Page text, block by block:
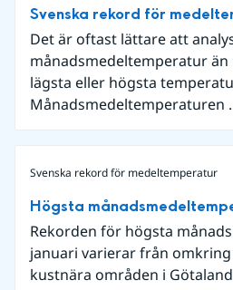
Svenska rekord för
Det är oftast lättare att
månadsmedeltemperatur
lägsta eller högsta
Månadsmedeltemperaturen
Svenska rekord för medeltemperatur
Högsta
Rekorden för högsta
januari varierar från
kustnära områden i